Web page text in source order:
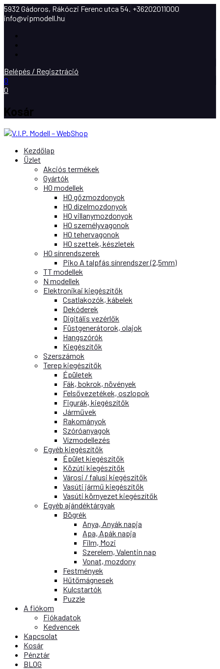
5932 Gádoros, Rákóczi Ferenc utca 54. +36202011000
info@vipmodell.hu
Belépés / Regisztráció
0
0
Kosár
Kezdőlap
Üzlet
Akciós termékek
Gyártók
H0 modellek
H0 gőzmozdonyok
H0 dízelmozdonyok
H0 villanymozdonyok
H0 személyvagonok
H0 tehervagonok
H0 szettek, készletek
H0 sínrendszerek
Piko A talpfás sínrendszer (2,5mm)
TT modellek
N modellek
Elektronikai kiegészítők
Csatlakozók, kábelek
Dekóderek
Digitális vezérlők
Füstgenerátorok, olajok
Hangszórók
Kiegészítők
Szerszámok
Terep kiegészítők
Épületek
Fák, bokrok, növények
Felsővezetékek, oszlopok
Figurák, kiegészítők
Járművek
Rakományok
Szóróanyagok
Vízmodellezés
Egyéb kiegészítők
Épület kiegészítők
Közúti kiegészítők
Városi / falusi kiegészítők
Vasúti jármű kiegészítők
Vasúti környezet kiegészítők
Egyéb ajándéktárgyak
Bögrék
Anya, Anyák napja
Apa, Apák napja
Film, Mozi
Szerelem, Valentin nap
Vonat, mozdony
Festmények
Hűtőmágnesek
Kulcstartók
Puzzle
A fiókom
Fiókadatok
Kedvencek
Kapcsolat
Kosár
Pénztár
BLOG